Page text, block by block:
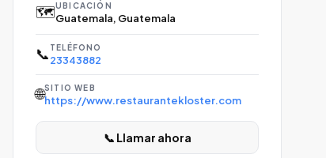
🗺️UBICACIÓN
Guatemala, Guatemala
📞 TELÉFONO
23343882
🌐SITIO WEB
https://www.restaurantekloster.com
📞 Llamar ahora